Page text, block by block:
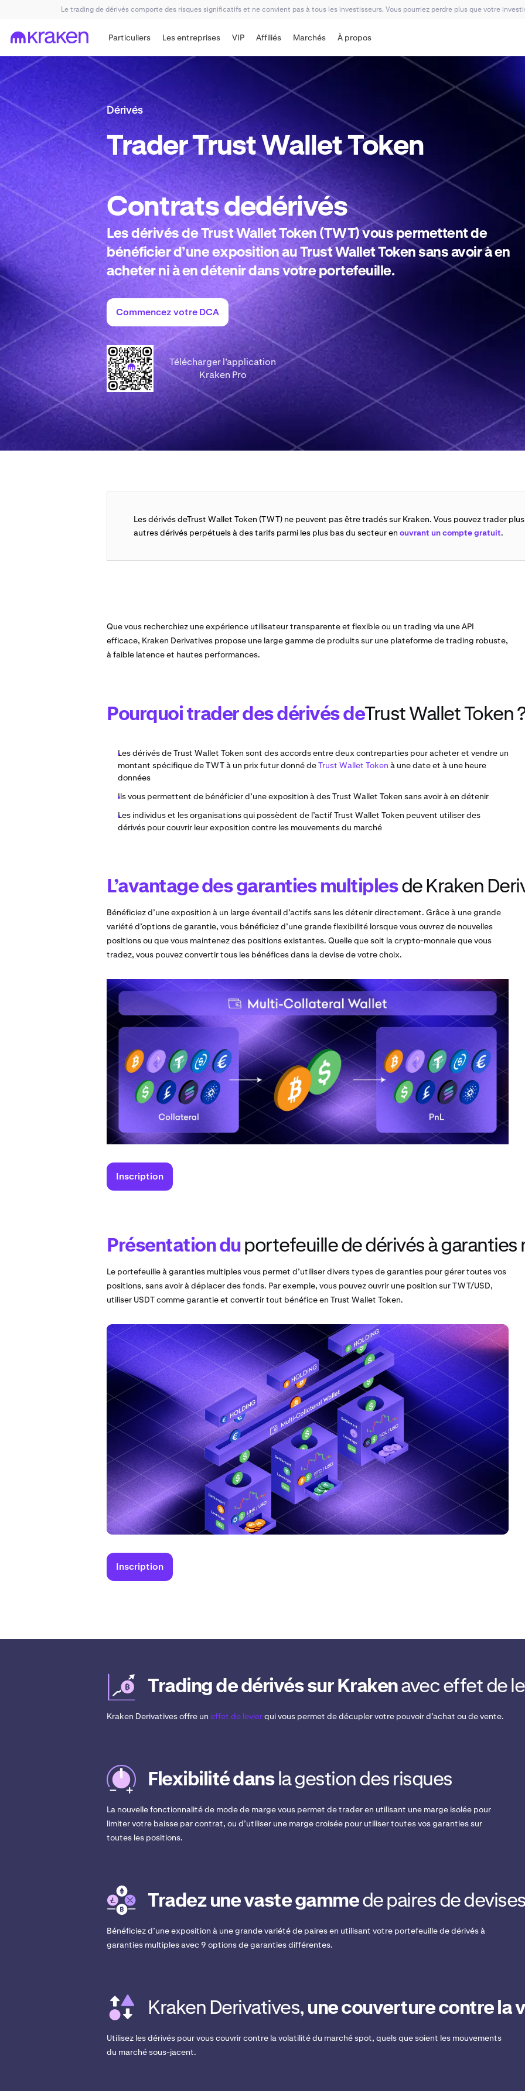
Le trading de dérivés comporte des risques significatifs et ne convient pas à tous les investisseurs. Vous pourriez perdre plus que votre
Particuliers Les entreprises VIP Affiliés Marchés À propos
Dérivés
TraderTrust Wallet Token
Contrats dedérivés
Les dérivés de Trust Wallet Token (TWT) vous permettent de
bénéficier d’une exposition au Trust Wallet Token sans avoir à en
acheter ni à en détenir dans votre portefeuille.
Commencez votre DCA
Télécharger l’application
Kraken Pro
Les dérivés deTrust Wallet Token (TWT) ne peuvent pas être tradés sur Kraken. Vous pouvez trader
autres dérivés perpétuels à des tarifs parmi les plus bas du secteur en ouvrant un compte gratuit.
Que vous recherchiez une expérience utilisateur transparente et flexible ou un trading via une API
efficace, Kraken Derivatives propose une large gamme de produits sur une plateforme de trading robuste,
à faible latence et hautes performances.
Pourquoi trader des dérivés deTrust Wallet Token ?
Les dérivés de Trust Wallet Token sont des accords entre deux contreparties pour acheter et vendre un
montant spécifique de TWT à un prix futur donné deTrust Wallet Token à une date et à une heure
données
Ils vous permettent de bénéficier d’une exposition à des Trust Wallet Token sans avoir à en détenir
Les individus et les organisations qui possèdent de l’actif Trust Wallet Token peuvent utiliser des
dérivés pour couvrir leur exposition contre les mouvements du marché
L’avantage des garanties multiplesde Kraken
Bénéficiez d’une exposition à un large éventail d’actifs sans les détenir directement. Grâce à une grande
variété d’options de garantie, vous bénéficiez d’une grande flexibilité lorsque vous ouvrez de nouvelles
positions ou que vous maintenez des positions existantes. Quelle que soit la crypto-monnaie que vous
tradez, vous pouvez convertir tous les bénéfices dans la devise de votre choix.
Inscription
Présentation duportefeuille de dérivés à garanties
Le portefeuille à garanties multiples vous permet d’utiliser divers types de garanties pour gérer toutes vos
positions, sans avoir à déplacer des fonds. Par exemple, vous pouvez ouvrir une position sur TWT/USD,
utiliser USDT comme garantie et convertir tout bénéfice en Trust Wallet Token.
Inscription
Trading de dérivés sur Krakenavec effet de
Kraken Derivatives offre un effet de levierqui vous permet de décupler votre pouvoir d’achat ou de vente.
Flexibilité dansla gestion des risques
La nouvelle fonctionnalité de mode de marge vous permet de trader en utilisant une marge isolée pour
limiter votre baisse par contrat, ou d’utiliser une marge croisée pour utiliser toutes vos garanties sur
toutes les positions.
Tradez une vaste gammede paires de
Bénéficiez d’une exposition à une grande variété de paires en utilisant votre portefeuille de dérivés à
garanties multiples avec 9 options de garanties différentes.
Kraken Derivatives,une couverture contre la
Utilisez les dérivés pour vous couvrir contre la volatilité du marché spot, quels que soient les mouvements
du marché sous-jacent.